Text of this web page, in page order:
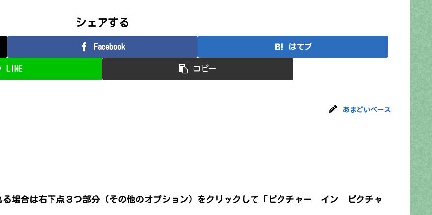
シェアする
Facebook はてブ
LINE コピー
あまどいベース
場合は右下点３つ部分（その他のオプション）をクリックして「ピクチャー イン ピクチャ